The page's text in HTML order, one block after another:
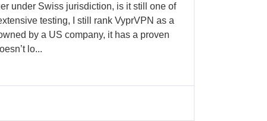
under Swiss jurisdiction, is it still one of
testing, I still rank VyprVPN as a
by a US company, it has a proven
lo...